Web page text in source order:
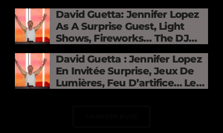
David Guetta: Jennifer Lopez
As A Surprise Guest, Light
Shows, Fireworks… The DJ
Electrifies The Stade De
France
David Guetta : Jennifer Lopez
En Invitée Surprise, Jeux De
Lumières, Feu D’artifice… Le